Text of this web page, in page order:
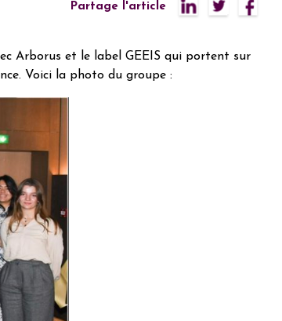
Partage l'article
Arborus et le label GEEIS qui portent sur
Voici la photo du groupe :